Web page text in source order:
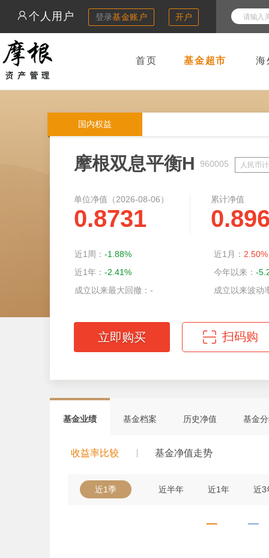
个人用户 登录基金账户 开户
首页 基金超市 海
国内权益
摩根双息平衡H 960005 人民币
单位净值（2026-08-06）
0.8731
累计净值
近1周： -1.88% 近1月： 2.50%
近1年： -2.41% 今年以来： -
成立以来最大回撤：-
成立以来波动
立即购买 扫码购
基金业绩 基金档案 历史净值 基金
收益率比较 基金净值走势
近1季 近半年 近1年 近3
一 一